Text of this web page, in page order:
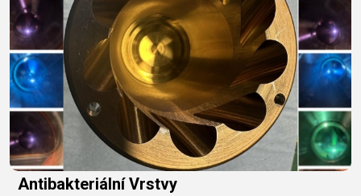
Antibakteriální Vrstvy